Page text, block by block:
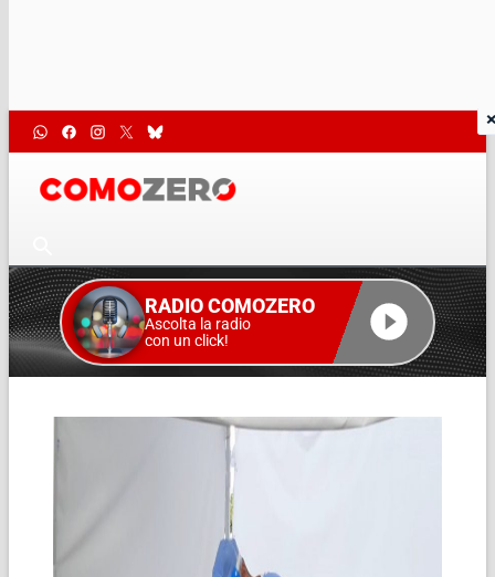
RADIO COMOZERO
Ascolta la radio
con un click!